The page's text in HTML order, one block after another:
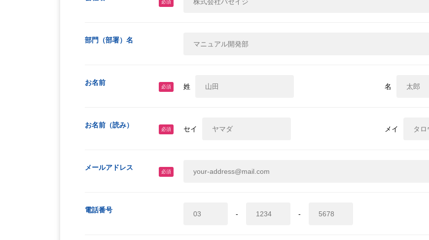
必須
部門（部署）名
お名前
必須 姓 名
お名前（読み）
必須 セイ メイ
メールアドレス
必須
電話番号 - -